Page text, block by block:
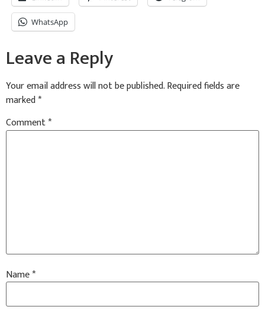
WhatsApp
Leave a Reply
Your email address will not be published.Required fields are
marked*
Comment*
Name*